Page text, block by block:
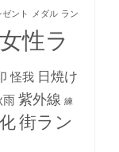
ゼント メダル ラン
女性ラ
怪我 日焼け
雨 紫外線 練
街ラン